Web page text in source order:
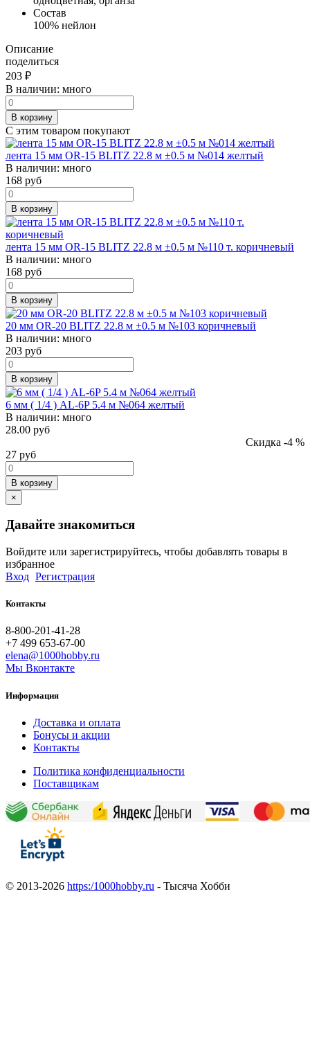
Состав
100% нейлон
Описание
поделиться
203 ₽
В наличии: много
В корзину
С этим товаром покупают
лента 15 мм OR-15 BLITZ 22.8 м ±0.5 м №014 желтый
В наличии: много
168 руб
В корзину
лента 15 мм OR-15 BLITZ 22.8 м ±0.5 м №110 т. коричневый
В наличии: много
168 руб
В корзину
20 мм OR-20 BLITZ 22.8 м ±0.5 м №103 коричневый
В наличии: много
203 руб
В корзину
6 мм ( 1/4 ) AL-6P 5.4 м №064 желтый
В наличии: много
28.00 руб
Скидка -4 %
27 руб
В корзину
×
Давайте знакомиться
Войдите или зарегистрируйтесь, чтобы добавлять товары в
избранное
Вход Регистрация
Контакты
8-800-201-41-28
+7 499 653-67-00
elena@1000hobby.ru
Мы Вконтакте
Информация
Доставка и оплата
Бонусы и акции
Контакты
Политика конфиденциальности
Поставщикам
© 2013-2026 https:/1000hobby.ru - Тысяча Хобби